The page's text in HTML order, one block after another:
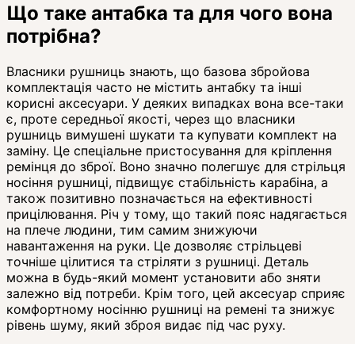
Що таке антабка та для чого вона
потрібна?
Власники рушниць знають, що базова збройова
комплектація часто не містить антабку та інші
корисні аксесуари. У деяких випадках вона все-таки
є, проте середньої якості, через що власники
рушниць вимушені шукати та купувати комплект на
заміну. Це спеціальне пристосування для кріплення
ремінця до зброї. Воно значно полегшує для стрільця
носіння рушниці, підвищує стабільність карабіна, а
також позитивно позначається на ефективності
прицілювання. Річ у тому, що такий пояс надягається
на плече людини, тим самим знижуючи
навантаження на руки. Це дозволяє стрільцеві
точніше цілитися та стріляти з рушниці. Деталь
можна в будь-який момент установити або зняти
залежно від потреби. Крім того, цей аксесуар сприяє
комфортному носінню рушниці на ремені та знижує
рівень шуму, який зброя видає під час руху.